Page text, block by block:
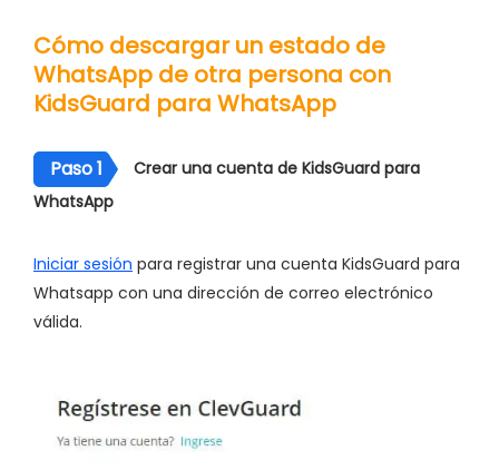
Cómo descargar un estado de
WhatsApp de otra persona con
KidsGuard para WhatsApp
Paso 1
Crear una cuenta de KidsGuard para
WhatsApp
Iniciar sesión para registrar una cuenta KidsGuard para
Whatsapp con una dirección de correo electrónico
válida.